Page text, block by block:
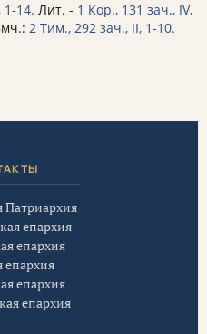
1-14. Лит. - 1 Кор., 131 зач., IV,
2 Тим., 292 зач., II, 1-10.
Патриархия
епархия
епархия
епархия
епархия
епархия